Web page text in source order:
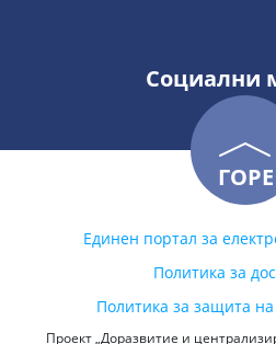
Социални
ГОРЕ
Единен портал за
Политика за
Политика за защита
Проект „Доразвитие и